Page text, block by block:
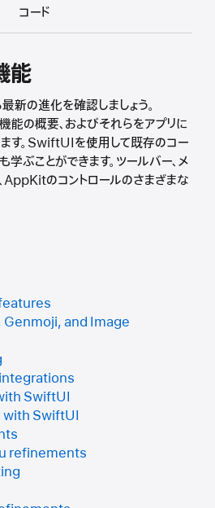
コード
能
新の進化を確認しましょう。
の概要、およびそれらをアプリに
す。SwiftUIを使用して既存のコー
ぶことができます。ツールバー、メ
AppKitのコントロールのさまざまな
and Image
SwiftUI
with SwiftUI
refinements